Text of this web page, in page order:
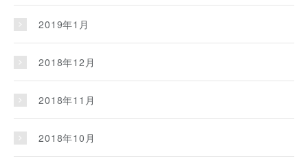
2019年1月
2018年12月
2018年11月
2018年10月